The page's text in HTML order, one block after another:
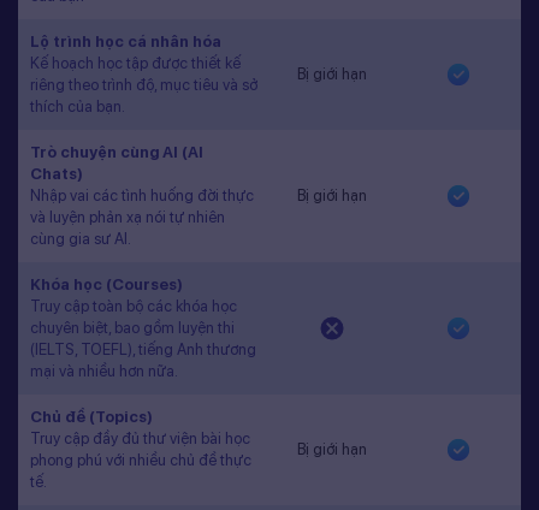
Lộ trình học cá nhân hóa
Kế hoạch học tập được thiết kế
riêng theo trình độ, mục tiêu và sở
thích của bạn.
Bị giới hạn
Trò chuyện cùng AI (AI
Chats)
Nhập vai các tình huống đời thực
và luyện phản xạ nói tự nhiên
cùng gia sư AI.
Bị giới hạn
Khóa học (Courses)
Truy cập toàn bộ các khóa học
chuyên biệt, bao gồm luyện thi
(IELTS, TOEFL), tiếng Anh thương
mại và nhiều hơn nữa.
Chủ đề (Topics)
Truy cập đầy đủ thư viện bài học
phong phú với nhiều chủ đề thực
tế.
Bị giới hạn